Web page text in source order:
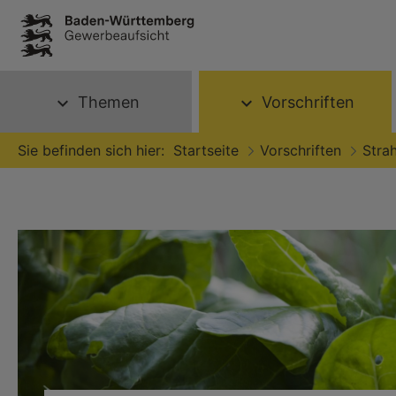
expand_more Themen expand_more Vorschriften
Sie befinden sich hier: Startseite Vorschriften